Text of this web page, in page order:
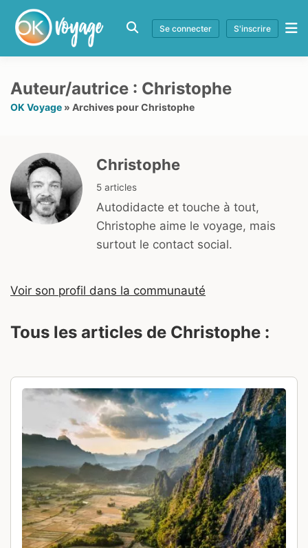
Se connecter S'inscrire
Auteur/autrice : Christophe
OK Voyage » Archives pour Christophe
Christophe
5 articles
Autodidacte et touche à tout,
Christophe aime le voyage, mais
surtout le contact social.
Voir son profil dans la communauté
Tous les articles de Christophe :